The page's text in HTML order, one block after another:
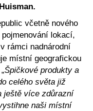
včetně nového
lokací,
rámci nadnárodní
místní geografickou
Špičkové produkty a
celého světa již
ještě více zdůrazní
naši místní